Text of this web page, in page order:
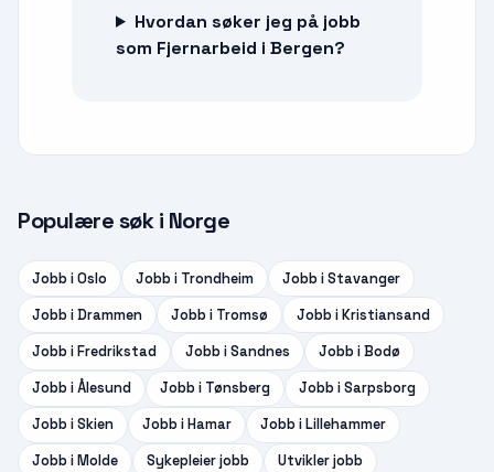
Hvordan søker jeg på jobb
som Fjernarbeid i Bergen?
Populære søk i Norge
Jobb iOslo Jobb i Trondheim Jobb iStavanger
Jobb iDrammen Jobb i Tromsø Jobb iKristiansand
Jobb iFredrikstad Jobb iSandnes Jobb iBodø
Jobb iÅlesund Jobb i Tønsberg Jobb iSarpsborg
Jobb iSkien Jobb iHamar Jobb iLillehammer
Jobb iMolde Sykepleierjobb Utviklerjobb